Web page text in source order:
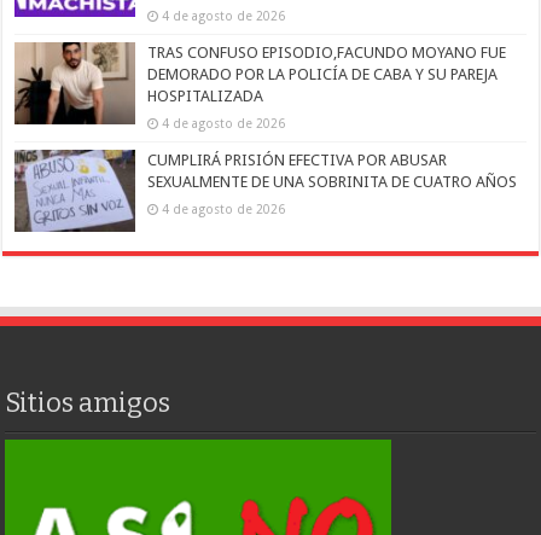
4 de agosto de 2026
TRAS CONFUSO EPISODIO,FACUNDO MOYANO FUE
DEMORADO POR LA POLICÍA DE CABA Y SU PAREJA
HOSPITALIZADA
4 de agosto de 2026
CUMPLIRÁ PRISIÓN EFECTIVA POR ABUSAR
SEXUALMENTE DE UNA SOBRINITA DE CUATRO AÑOS
4 de agosto de 2026
Sitios amigos